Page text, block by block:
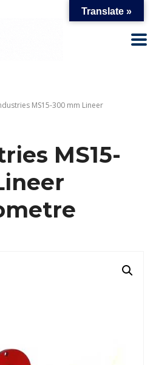
MS15-300 mm Lineer
MS15-
Translate »